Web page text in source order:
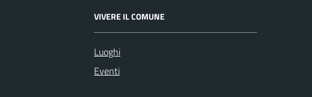
VIVERE IL COMUNE
Luoghi
Eventi